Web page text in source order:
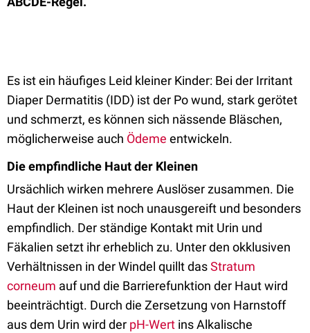
Es ist ein häufiges Leid kleiner Kinder: Bei der Irritant
Diaper Dermatitis (IDD) ist der Po wund, stark gerötet
und schmerzt, es können sich nässende Bläschen,
möglicherweise auch Ödeme entwickeln.
Die empfindliche Haut der Kleinen
Ursächlich wirken mehrere Auslöser zusammen. Die
Haut der Kleinen ist noch unausgereift und besonders
empfindlich. Der ständige Kontakt mit Urin und
Fäkalien setzt ihr erheblich zu. Unter den okklusiven
Verhältnissen in der Windel quillt dasStratum
corneum auf und die Barrierefunktion der Haut wird
beeinträchtigt. Durch die Zersetzung von Harnstoff
aus dem Urin wird der pH-Wert ins Alkalische